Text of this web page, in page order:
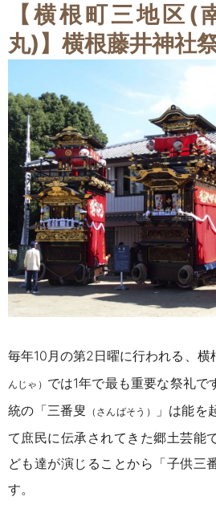
【横根町三地区(
丸)】横根藤井神社
毎年10月の第2日曜に行われる、横
んじゃ） では1年で最も重要な祭礼で
統の「三番叟
（さんばそう）
」は能を
て庶民に伝承されてきた郷土芸能
ども達が演じることから「子供三
す。